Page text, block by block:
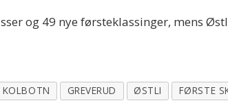
og 49 nye førsteklassinger, mens
KOLBOTN GREVERUD ØSTLI FØRSTE